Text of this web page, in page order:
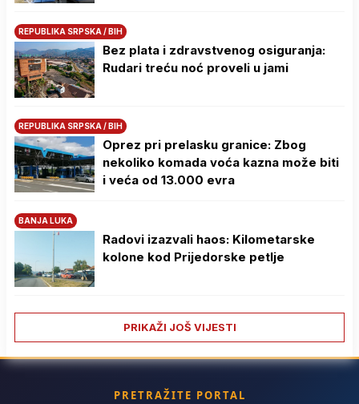
REPUBLIKA SRPSKA / BIH
Bez plata i zdravstvenog osiguranja:
Rudari treću noć proveli u jami
REPUBLIKA SRPSKA / BIH
Oprez pri prelasku granice: Zbog
nekoliko komada voća kazna može biti
i veća od 13.000 evra
BANJA LUKA
Radovi izazvali haos: Kilometarske
kolone kod Prijedorske petlje
PRIKAŽI JOŠ VIJESTI
PRETRAŽITE PORTAL